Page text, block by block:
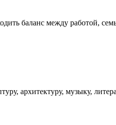
баланс между работой,
архитектуру, музыку,